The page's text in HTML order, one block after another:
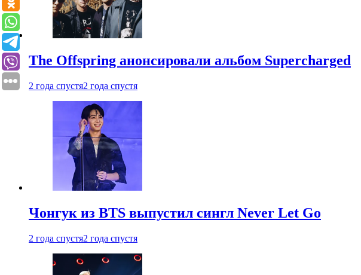
The Offspring анонсировали альбом Supercharged
2 года спустя2 года спустя
Чонгук из BTS выпустил сингл Never Let Go
2 года спустя2 года спустя